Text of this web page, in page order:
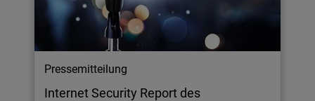
Pressemitteilung
Internet Security Report des